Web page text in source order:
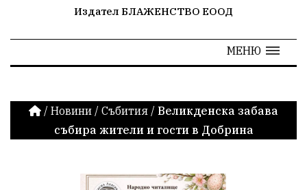
Издател БЛАЖЕНСТВО ЕООД
МЕНЮ
/ Новини / Събития / Великденска забава
събира жители и гости в Добрина